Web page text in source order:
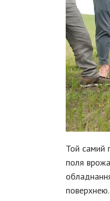
Той самий
поля
поверхнею.